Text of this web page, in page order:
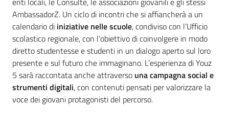
AmbassadorZ. Un ciclo di incontri che si affiancherà a un
calendario di iniziative nelle scuole, condiviso con l’Ufficio
scolastico regionale, con l’obiettivo di coinvolgere in modo
diretto studentesse e studenti in un dialogo aperto sul loro
presente e sul futuro che immaginano. L’esperienza di Youz
5 sarà raccontata anche attraverso una campagna social e
strumenti digitali, con contenuti pensati per valorizzare la
voce dei giovani protagonisti del percorso.